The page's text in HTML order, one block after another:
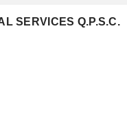
SERVICES Q.P.S.C.